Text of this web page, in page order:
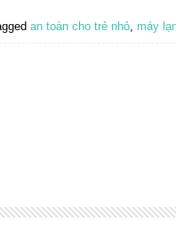
an toàn cho trẻ nhỏ máy